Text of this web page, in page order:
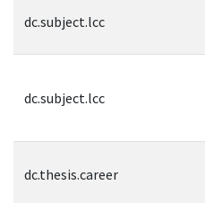
dc.subject.lcc
dc.subject.lcc
dc.thesis.career